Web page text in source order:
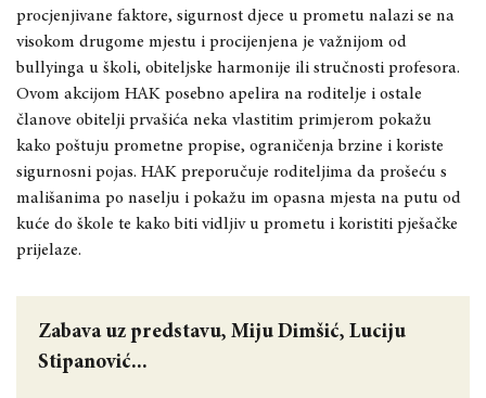
procjenjivane faktore, sigurnost djece u prometu nalazi se na
visokom drugome mjestu i procijenjena je važnijom od
bullyinga u školi, obiteljske harmonije ili stručnosti profesora.
Ovom akcijom HAK posebno apelira na roditelje i ostale
članove obitelji prvašića neka vlastitim primjerom pokažu
kako poštuju prometne propise, ograničenja brzine i koriste
sigurnosni pojas. HAK preporučuje roditeljima da prošeću s
mališanima po naselju i pokažu im opasna mjesta na putu od
kuće do škole te kako biti vidljiv u prometu i koristiti pješačke
prijelaze.
Zabava uz predstavu, Miju Dimšić, Luciju
Stipanović...